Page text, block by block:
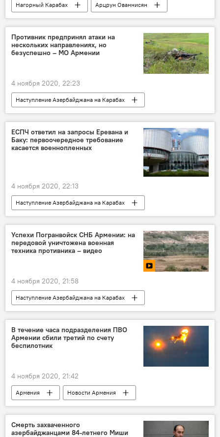
Нагорный Карабах
Арцрун Ованнисян
Азербайджан
дорога
безопасность
Противник предпринял атаки на
нескольких направлениях, но
безуспешно – МО Армении
4 ноября 2020, 22:23
Наступление Азербайджана на Карабах
Нагорный Карабах
Азербайджан
Армия обороны
Вооруженные силы
ЕСПЧ ответил на запросы Еревана и
Баку: первоочередное требование
касается военнопленных
4 ноября 2020, 22:13
Наступление Азербайджана на Карабах
Нагорный Карабах
Политика
Армения
В мире
Азербайджан
ЕСПЧ
плен
Вопрос пленных, заложников, без вести пропавших и погибших в Карабахе
Успехи Погранвойск СНБ Армении: на
передовой уничтожена военная
техника противника – видео
4 ноября 2020, 21:58
Наступление Азербайджана на Карабах
Видео
Мультимедиа
Нагорный Карабах
Армения
СНБ
военная техника
противник
В течение часа подразделения ПВО
Армении сбили третий по счету
беспилотник
4 ноября 2020, 21:42
Армения
Новости Армения
Наступление Азербайджана на Карабах
Смерть захваченного
азербайджанцами 84-летнего Миши